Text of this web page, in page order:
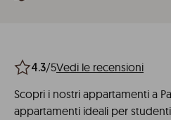
4.3/5Vedi le recensioni
Scopri i nostri appartamenti a
appartamenti ideali per